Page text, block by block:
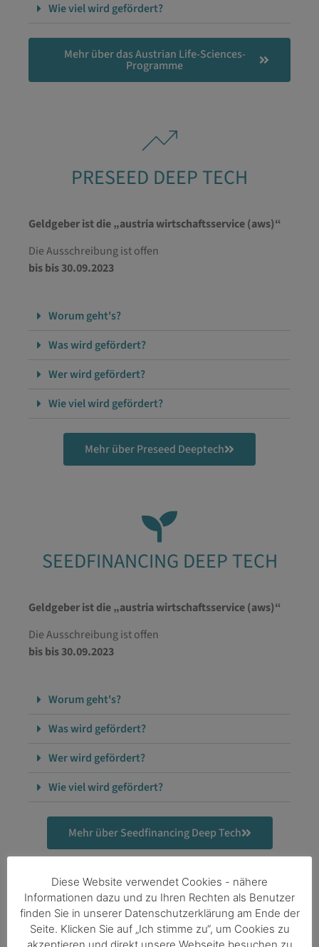
Wie viel wird gefördert?
Mehr über das Austrian Life-Sciences-
Programme
PRESEED DEEP TECH
Geldgeber ist die „austria wirtschaftsservice (aws)“
Die Ausschreibung ist offen
bis bis 30.09.2023
Worum geht's?
Was wird gefördert?
Wer wird gefördert?
Wie viel wird gefördert?
Mehr über Preseed Deeptech
SEEDFINANCING DEEP TECH
Geldgeber ist die „austria wirtschaftsservice (aws)“
Die Ausschreibung ist offen
bis bis 30.09.2023
Worum geht's?
Was wird gefördert?
Wer wird gefördert?
Wie viel wird gefördert?
Mehr über Seedfinancing Deep Tech
Diese Website verwendet Cookies - nähere
Informationen dazu und zu Ihren Rechten als Benutzer
finden Sie in unserer Datenschutzerklärung am Ende der
Seite. Klicken Sie auf „Ich stimme zu“, um Cookies zu
akzeptieren und direkt unsere Webseite besuchen zu